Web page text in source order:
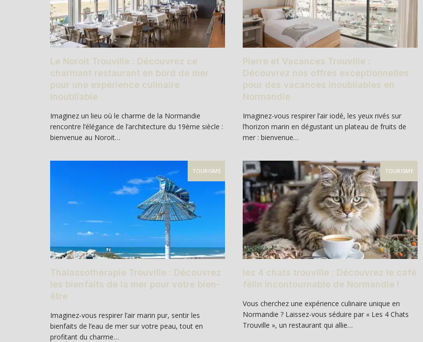
Le Noroit Trouville : Découvrez ce
charmant restaurant en bord de mer
pour une expérience culinaire
inoubliable
Imaginez un lieu où le charme de la Normandie
rencontre l’élégance de l’architecture du 19ème siècle :
bienvenue au Noroit…
Pierre et Vacances Trouville :
Découvrez nos offres exceptionnelles
pour des vacances inoubliables en
Normandie
Imaginez-vous respirer l’air iodé, les yeux rivés sur
l’horizon marin en dégustant un plateau de fruits de
mer : bienvenue…
TOURISME
Thalassothérapie Trouville : Découvrez
les bienfaits de la mer pour votre bien-
être
Imaginez-vous respirer l’air marin pur, sentir les
bienfaits de l’eau de mer sur votre peau, tout en
profitant du charme…
TOURISME
les 4 chats trouville : Découvrez le café
félin incontournable de Normandie !
Vous cherchez une expérience culinaire unique en
Normandie ? Laissez-vous séduire par « Les 4 Chats
Trouville », un restaurant qui allie…